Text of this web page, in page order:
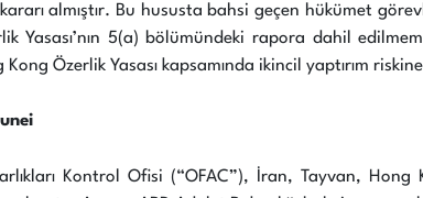
kararı almıştır. Bu hususta bahsi geçen hükümet
Yasası’nın 5(a) bölümündeki rapora dahil
Özerlik Yasası kapsamında ikincil yaptırım
Kontrol Ofisi (“OFAC”), İran, Tayvan,